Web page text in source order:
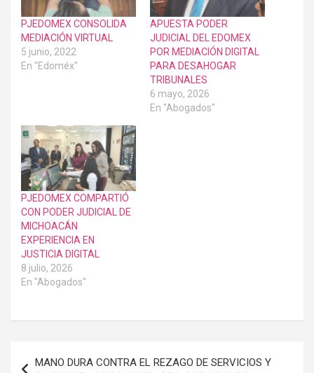
PJEDOMEX CONSOLIDA
MEDIACIÓN VIRTUAL
5 junio, 2022
En "Edoméx"
APUESTA PODER
JUDICIAL DEL EDOMEX
POR MEDIACIÓN DIGITAL
PARA DESAHOGAR
TRIBUNALES
6 mayo, 2026
En "Abogados"
PJEDOMEX COMPARTIÓ
CON PODER JUDICIAL DE
MICHOACÁN
EXPERIENCIA EN
JUSTICIA DIGITAL
8 julio, 2026
En "Abogados"
MANO DURA CONTRA EL REZAGO DE SERVICIOS Y